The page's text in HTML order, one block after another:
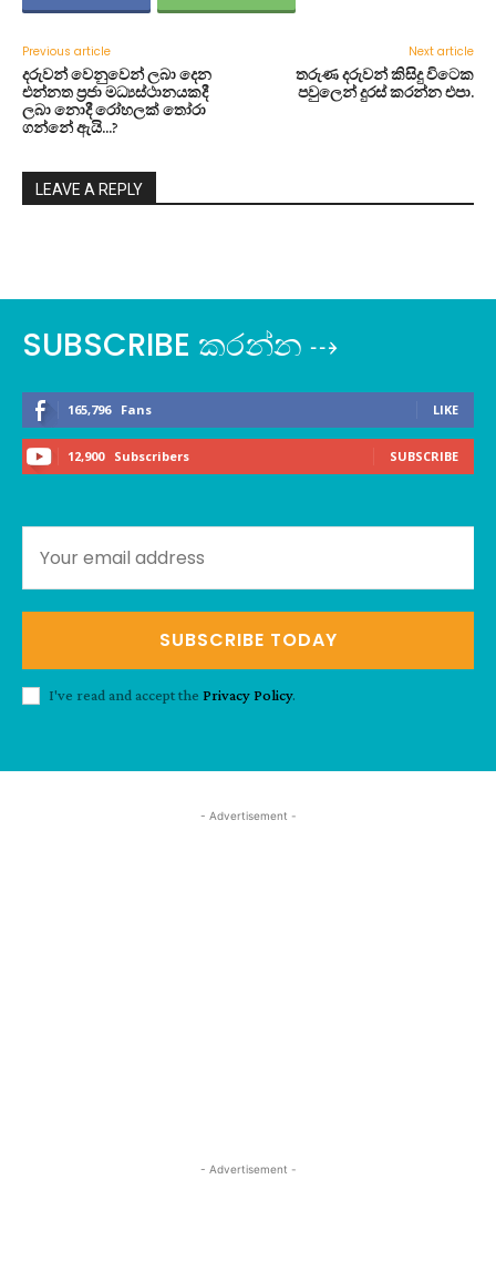
Previous article
දරුවන් වෙනුවෙන් ලබා දෙන
එන්නත ප්‍රජා මධ්‍යස්ථානයකදී
ලබා නොදී රෝහලක් තෝරා
ගන්නේ ඇයි…?
Next article
තරුණ දරුවන් කිසිදු විටෙක
පවුලෙන් දුරස් කරන්න එපා.
LEAVE A REPLY
SUBSCRIBE කරන්න ⇢
165,796 Fans LIKE
12,900 Subscribers SUBSCRIBE
SUBSCRIBE TODAY
I've read and accept the Privacy Policy.
- Advertisement -
- Advertisement -